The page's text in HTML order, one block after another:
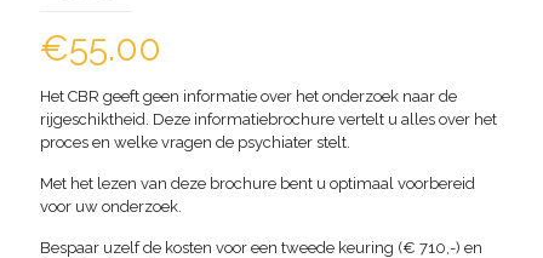
€55.00
Het CBR geeft geen informatie over het onderzoek naar de
rijgeschiktheid. Deze informatiebrochure vertelt u alles over het
proces en welke vragen de psychiater stelt.
Met het lezen van deze brochure bent u optimaal voorbereid
voor uw onderzoek.
Bespaar uzelf de kosten voor een tweede keuring (€ 710,-) en